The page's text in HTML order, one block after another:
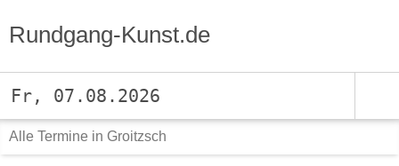
Rundgang-Kunst.de
Fr, 07.08.2026
Alle Termine in Groitzsch